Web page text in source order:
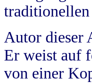
Autor dieser
Er weist auf
von einer